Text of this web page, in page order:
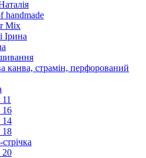
handmade
Mix
Ірина
канва, страмін, перфорований
16
14
18
20